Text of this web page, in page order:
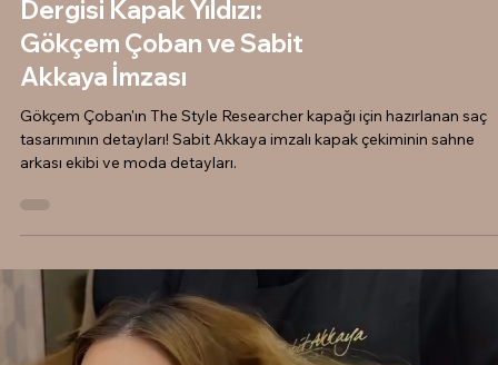
The Style Researcher
Dergisi Kapak Yıldızı:
Gökçem Çoban ve Sabit
Akkaya İmzası
tasarımının detayları! Sabit Akkaya imzalı kapak çekiminin sahne